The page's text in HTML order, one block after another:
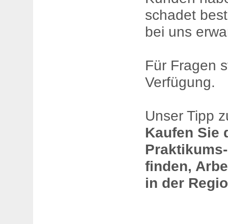
schadet
bei uns
Für Fragen
Verfügung.
Unser Tipp
Kaufen Sie
finden,
in der